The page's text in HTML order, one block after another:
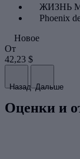
ЖИЗНЬ
Phoenix
Новое
От
42,23 $
Назад Дальше
Оценки и